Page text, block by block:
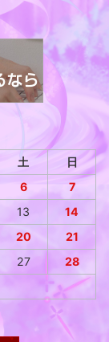
土
日
6
7
13
14
20
21
27
28